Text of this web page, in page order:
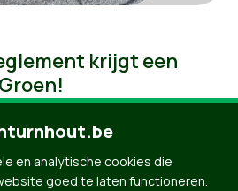
krijgt een
en analytische cookies die
goed te laten functioneren.